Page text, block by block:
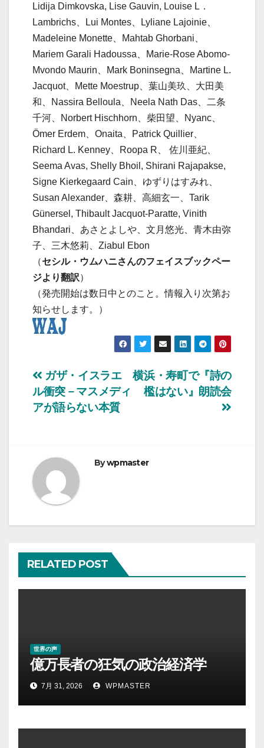
Lidija Dimkovska, Lise Gauvin, Louise L．
Lambrichs、Lui Montes、Lyliane Lajoinie、
Madeleine Monette、Mahtab Ghorbani、
Mariem Garali Hadoussa、Marie-Rose Abomo-
Mvondo Maurin、Mark Boninsegna、Martine L.
Jacquot、Mette Moestrup、葉山美玖、大田美
和、Nassira Belloula、Neela Nath Das、二条
千河、Norbert Hischhorn、柴田望、Nyanc、
Ömer Erdem、Onaita、Patrick Quillier、
Richard L. Kenney、Roopa R、 佐川亜紀、
Seema Avas, Shelly Bhoil, Shirani Rajapakse,
Signe Kierkegaard Cain、ゆずりはすみれ、
Susan Alexander、森耕、高細玄一、Tarik
Günersel, Thibault Jacquot-Paratte, Vinith
Bhandari、あさとよしや、文月悠光、青木由弥
子、三木悠莉、Ziabul Ebon
（セシル・ウムハニさんのフェイスブックペー
ジより翻訳）
（発売開始は数日中とのこと。情報入り次第お
知らせします。）
投
稿
ビ
ゲ
ー
シ
ョ
ン
横浜・寿町で『詩の
檻はない』朗読会
ガザ・イスラエ
ル衝突－マスメディ
アが語らない本質
Bywpmaster
RELATED POST
世界の声
億万長者の狂気の政治経済学
7月 31, 2026 WPMASTER